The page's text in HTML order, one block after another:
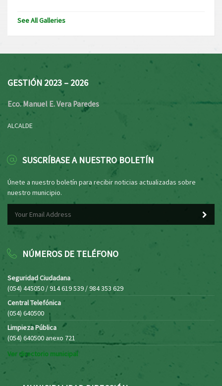
See All Galleries
GESTIÓN 2023 – 2026
Eco. Manuel E. Vera Paredes
ALCALDE
SUSCRÍBASE A NUESTRO BOLETÍN
Únete a nuestro boletín para recibir noticias actualizadas sobre
nuestro municipio.
NÚMEROS DE TELÉFONO
Seguridad Ciudadana
(054) 445050 / 914 619 539 / 984 353 629
Central Telefónica
(054) 640500
Limpieza Pública
(054) 640500 anexo 721
Ver directorio municipal